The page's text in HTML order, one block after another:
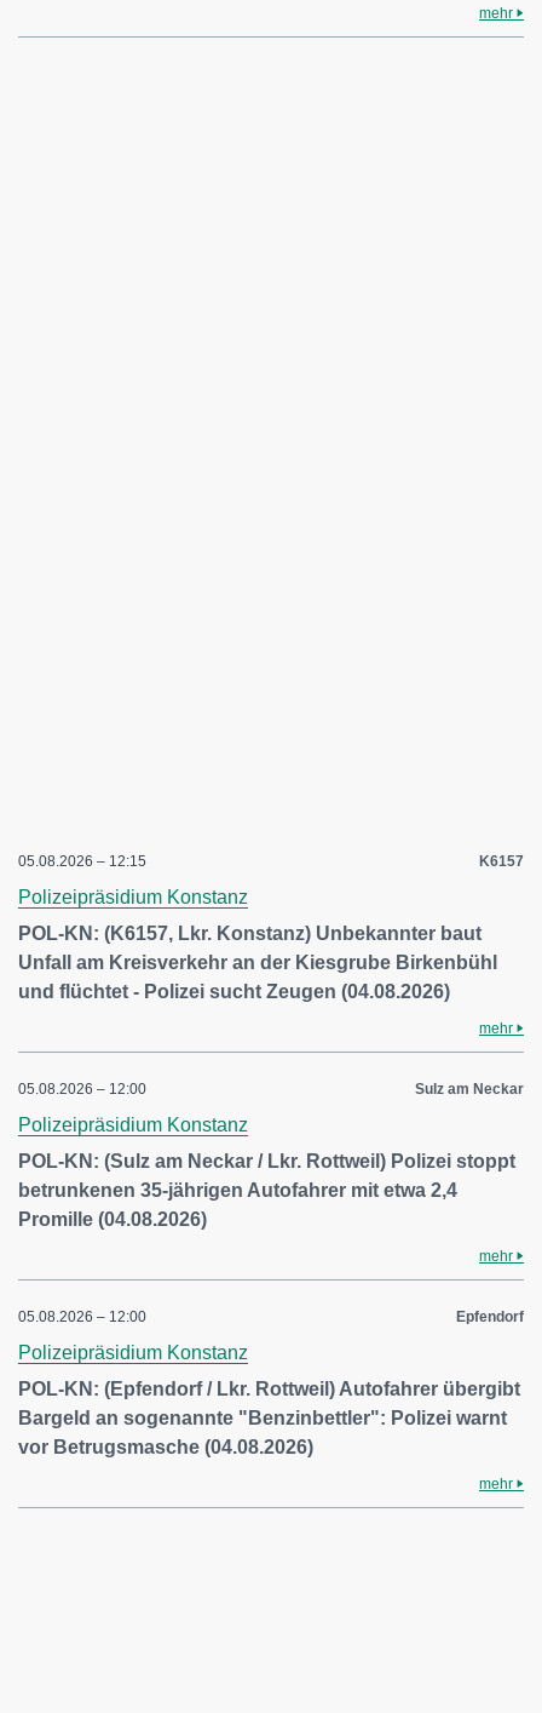
mehr
05.08.2026 – 12:15 K6157
Polizeipräsidium Konstanz
POL-KN: (K6157, Lkr. Konstanz) Unbekannter baut
Unfall am Kreisverkehr an der Kiesgrube Birkenbühl
und flüchtet - Polizei sucht Zeugen (04.08.2026)
mehr
05.08.2026 – 12:00 Sulz am Neckar
Polizeipräsidium Konstanz
POL-KN: (Sulz am Neckar / Lkr. Rottweil) Polizei stoppt
betrunkenen 35-jährigen Autofahrer mit etwa 2,4
Promille (04.08.2026)
mehr
05.08.2026 – 12:00 Epfendorf
Polizeipräsidium Konstanz
POL-KN: (Epfendorf / Lkr. Rottweil) Autofahrer übergibt
Bargeld an sogenannte "Benzinbettler": Polizei warnt
vor Betrugsmasche (04.08.2026)
mehr